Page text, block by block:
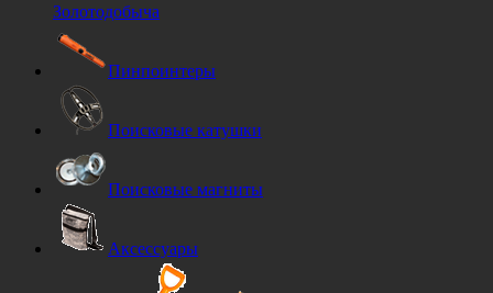
Золотодобыча
Пинпоинтеры
Поисковые катушки
Поисковые магниты
Аксессуары